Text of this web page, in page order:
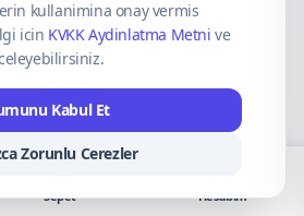
Mastercard
kullanimina onay vermis
icin KVKK Aydinlatma Metni ve
Kabul Et
Zorunlu Cerezler
Sepet Hesabım